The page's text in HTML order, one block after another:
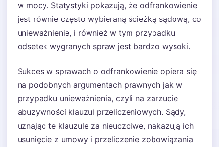
w mocy. Statystyki pokazują, że odfrankowienie
jest równie często wybieraną ścieżką sądową, co
unieważnienie, i również w tym przypadku
odsetek wygranych spraw jest bardzo wysoki.
Sukces w sprawach o odfrankowienie opiera się
na podobnych argumentach prawnych jak w
przypadku unieważnienia, czyli na zarzucie
abuzywności klauzul przeliczeniowych. Sądy,
uznając te klauzule za nieuczciwe, nakazują ich
usunięcie z umowy i przeliczenie zobowiązania